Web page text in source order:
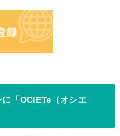
「OCiETe（オシエ